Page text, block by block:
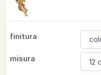
finitura
misura